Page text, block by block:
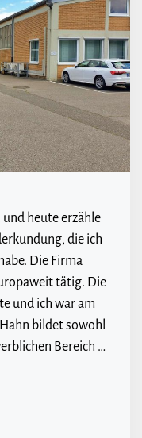
heute erzähle
die ich
Die Firma
tätig. Die
und ich war am
bildet sowohl
Bereich …